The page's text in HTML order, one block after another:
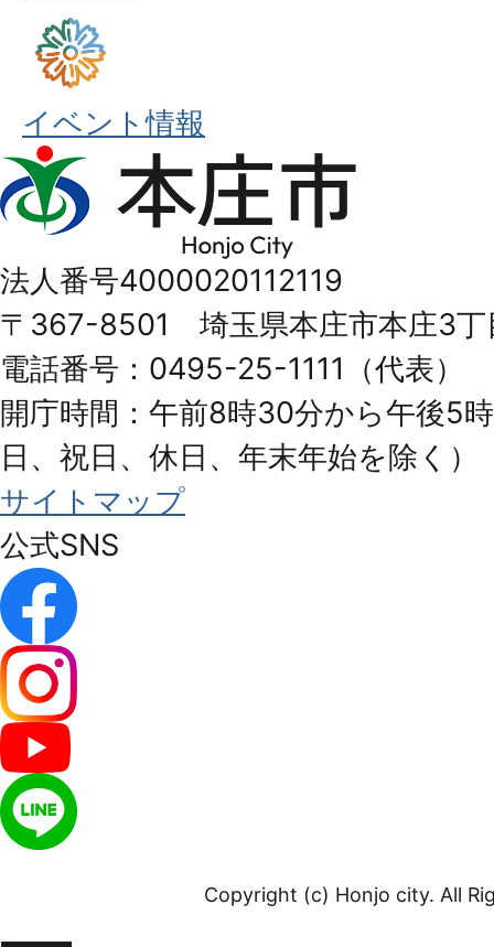
イベント情報
本
庄
Honjo
City
法人番号4000020112119
〒367-8501 埼玉県本庄市本庄3丁
電話番号：0495-25-1111（代表）
開庁時間：午前8時30分から午後5
日、祝日、休日、年末年始を除く）
サイトマップ
公式SNS
Copyright (c) Honjo city. All